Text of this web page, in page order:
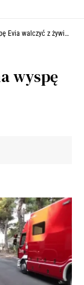
żywiołem (ZDJĘCIA, WIDEO)
wyspę